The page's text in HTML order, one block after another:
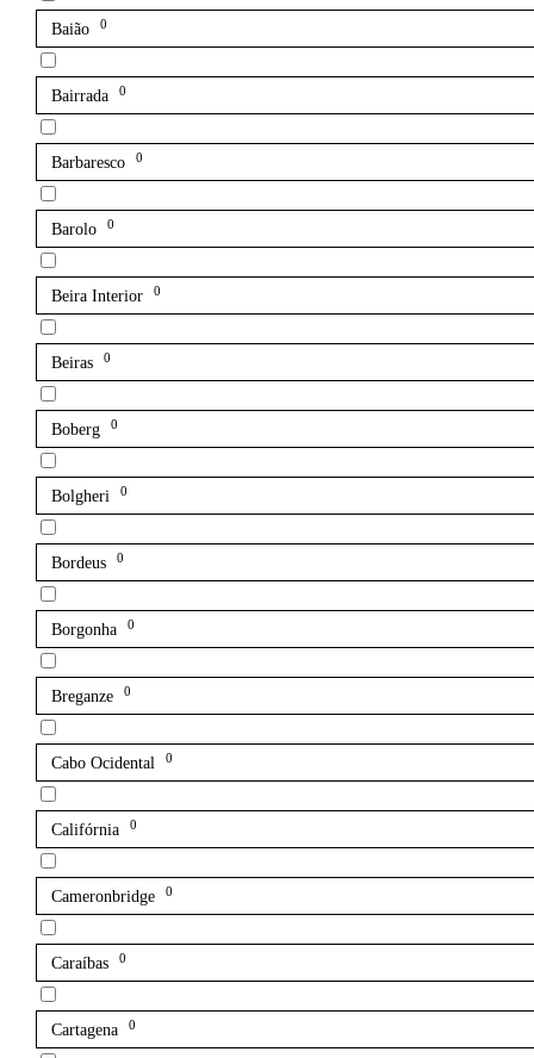
Baião 0
Bairrada 0
Barbaresco 0
Barolo 0
Beira Interior 0
Beiras 0
Boberg 0
Bolgheri 0
Bordeus 0
Borgonha 0
Breganze 0
Cabo Ocidental 0
Califórnia 0
Cameronbridge 0
Caraíbas 0
Cartagena 0